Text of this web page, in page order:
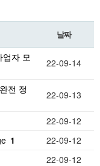
날짜
업자 모
22-09-14
전 정
22-09-13
22-09-12
1
22-09-12
22-09-12